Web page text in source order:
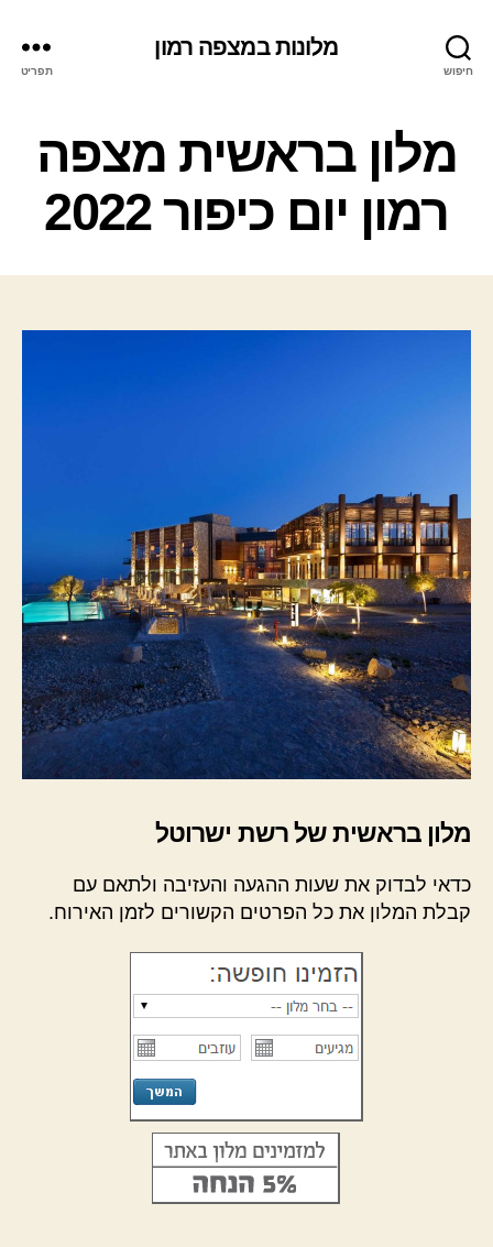
חיפוש
מלונות במצפה רמון
תפריט
ק
ט
ו
מלון בראשית מצפה
רמון יום כיפור 2022
מלון בראשית של רשת ישרוטל
כדאי לבדוק את שעות ההגעה והעזיבה ולתאם עם
קבלת המלון את כל הפרטים הקשורים לזמן האירוח.